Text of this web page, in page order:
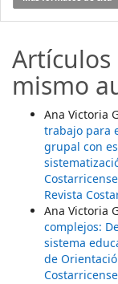
Artículos
mismo
Ana Victoria
trabajo para
grupal con
Revista
Ana Victoria
complejos:
sistema
de